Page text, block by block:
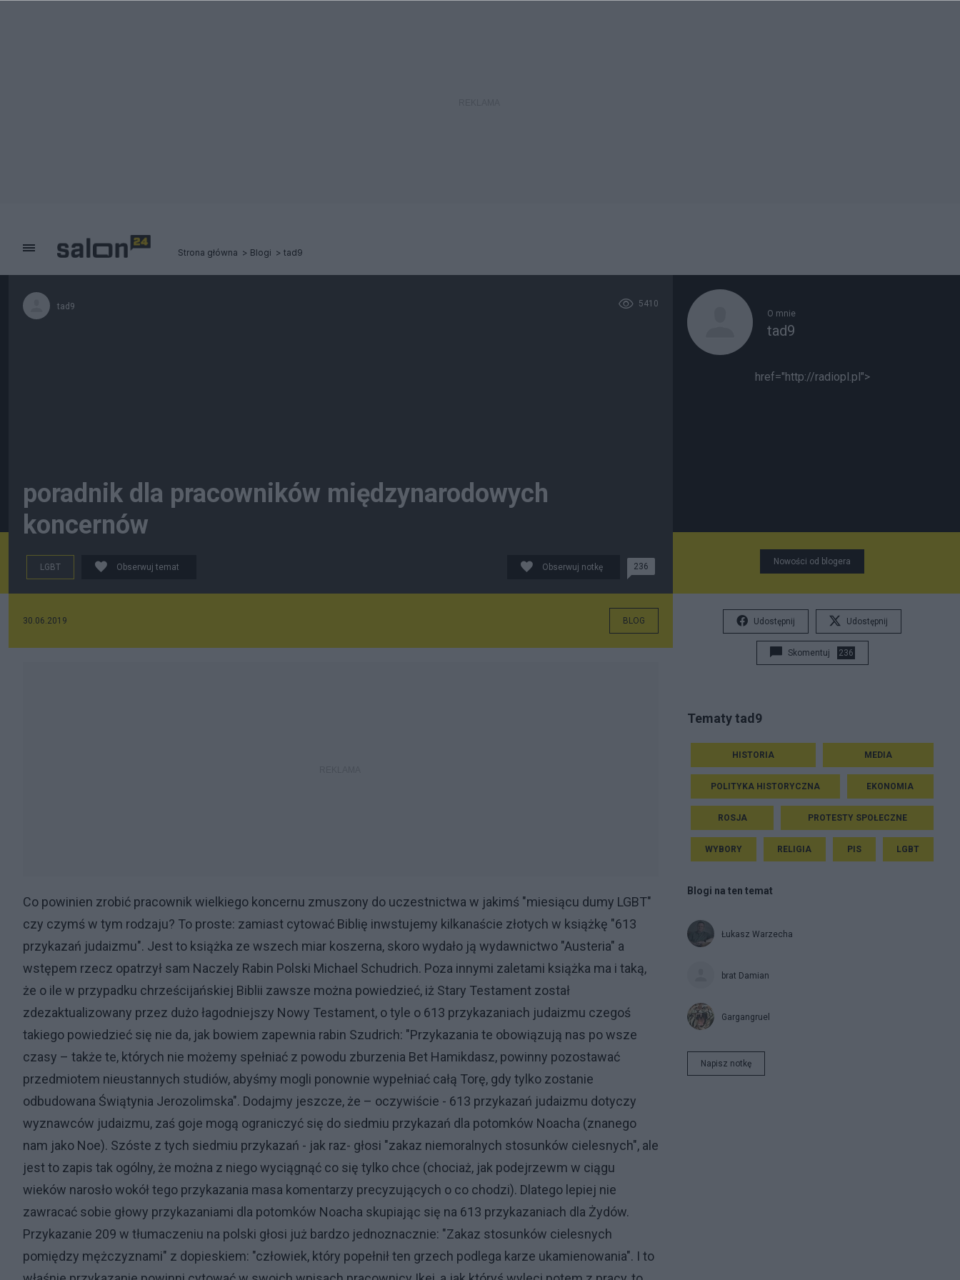
Strona główna Blogi tad9
tad9 5410
poradnik dla pracowników międzynarodowych
koncernów
LGBT Obserwuj temat Obserwuj notkę 236
30.06.2019 BLOG
Co powinien zrobić pracownik wielkiego koncernu zmuszony do uczestnictwa w jakimś "miesiącu dumy LGBT"
czy czymś w tym rodzaju? To proste: zamiast cytować Biblię inwstujemy kilkanaście złotych w książkę "613
przykazań judaizmu". Jest to książka ze wszech miar koszerna, skoro wydało ją wydawnictwo "Austeria" a
wstępem rzecz opatrzył sam Naczely Rabin Polski Michael Schudrich. Poza innymi zaletami książka ma i taką,
że o ile w przypadku chrześcijańskiej Biblii zawsze można powiedzieć, iż Stary Testament został
zdezaktualizowany przez dużo łagodniejszy Nowy Testament, o tyle o 613 przykazaniach judaizmu czegoś
takiego powiedzieć się nie da, jak bowiem zapewnia rabin Szudrich: "Przykazania te obowiązują nas po wsze
czasy – także te, których nie możemy spełniać z powodu zburzenia Bet Hamikdasz, powinny pozostawać
przedmiotem nieustannych studiów, abyśmy mogli ponownie wypełniać całą Torę, gdy tylko zostanie
odbudowana Świątynia Jerozolimska". Dodajmy jeszcze, że – oczywiście - 613 przykazań judaizmu dotyczy
wyznawców judaizmu, zaś goje mogą ograniczyć się do siedmiu przykazań dla potomków Noacha (znanego
nam jako Noe). Szóste z tych siedmiu przykazań - jak raz- głosi "zakaz niemoralnych stosunków cielesnych", ale
jest to zapis tak ogólny, że można z niego wyciągnąć co się tylko chce (chociaż, jak podejrzewm w ciągu
wieków narosło wokół tego przykazania masa komentarzy precyzujących o co chodzi). Dlatego lepiej nie
zawracać sobie głowy przykazaniami dla potomków Noacha skupiając się na 613 przykazaniach dla Żydów.
Przykazanie 209 w tłumaczeniu na polski głosi już bardzo jednoznacznie: "Zakaz stosunków cielesnych
pomiędzy mężczyznami" z dopieskiem: "człowiek, który popełnił ten grzech podlega karze ukamienowania". I to
O mnie
tad9
href="http://radiopl.pl">
Nowości od blogera
Udostępnij Udostępnij
Skomentuj 236
Tematy tad9
HISTORIA MEDIA
POLITYKA HISTORYCZNA EKONOMIA
ROSJA PROTESTY SPOŁECZNE
WYBORY RELIGIA PIS LGBT
Blogi na ten temat
Łukasz Warzecha
brat Damian
Gargangruel
Napisz notkę